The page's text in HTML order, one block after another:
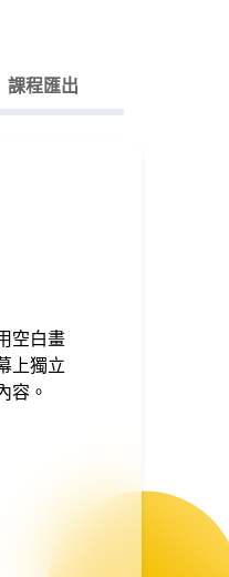
課程匯出
空白畫
上獨立
容。